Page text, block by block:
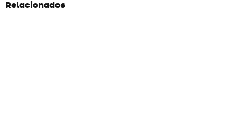
Relacionados